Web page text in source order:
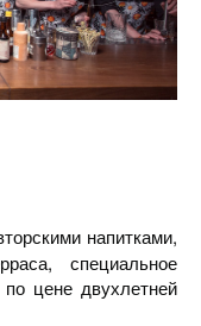
напитками,
специальное
цене двухлетней